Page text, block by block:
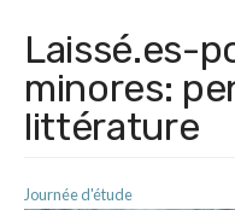
Laissé.es-
minores:
littérature
Journée d'étude